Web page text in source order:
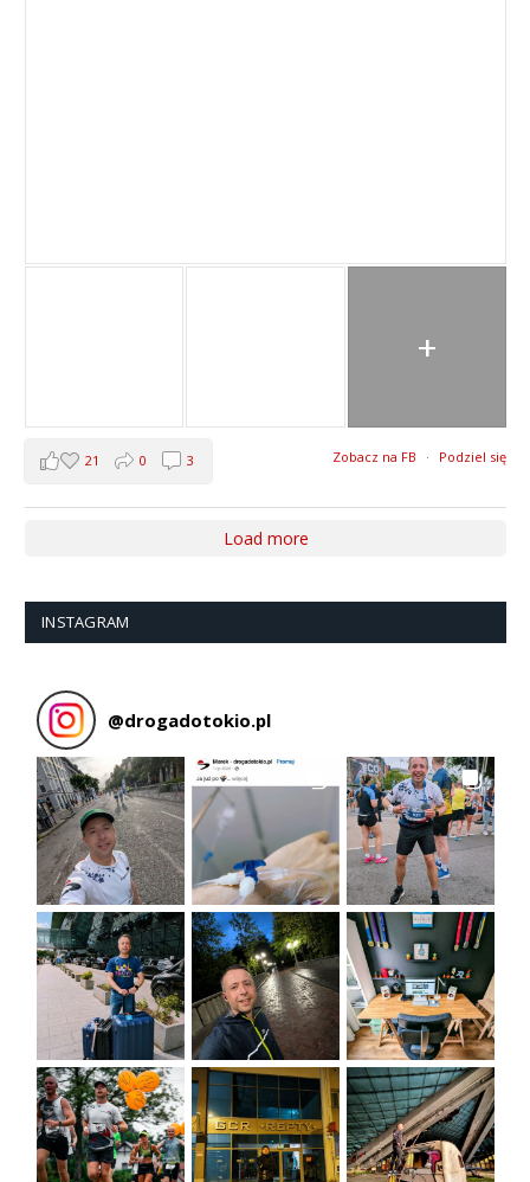
+
Zobacz na FB · Podziel się
21 0 3
Load more
INSTAGRAM
@drogadotokio.pl